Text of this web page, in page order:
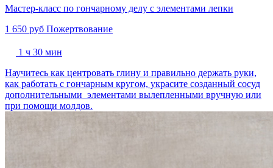
Мастер-класс по гончарному делу с элементами лепки
1 650 руб Пожертвование
1 ч 30 мин
Научитесь как центровать глину и правильно держать руки,
как работать с гончарным кругом, украсите созданный сосуд
дополнительными элементами вылепленными вручную или
при помощи молдов.